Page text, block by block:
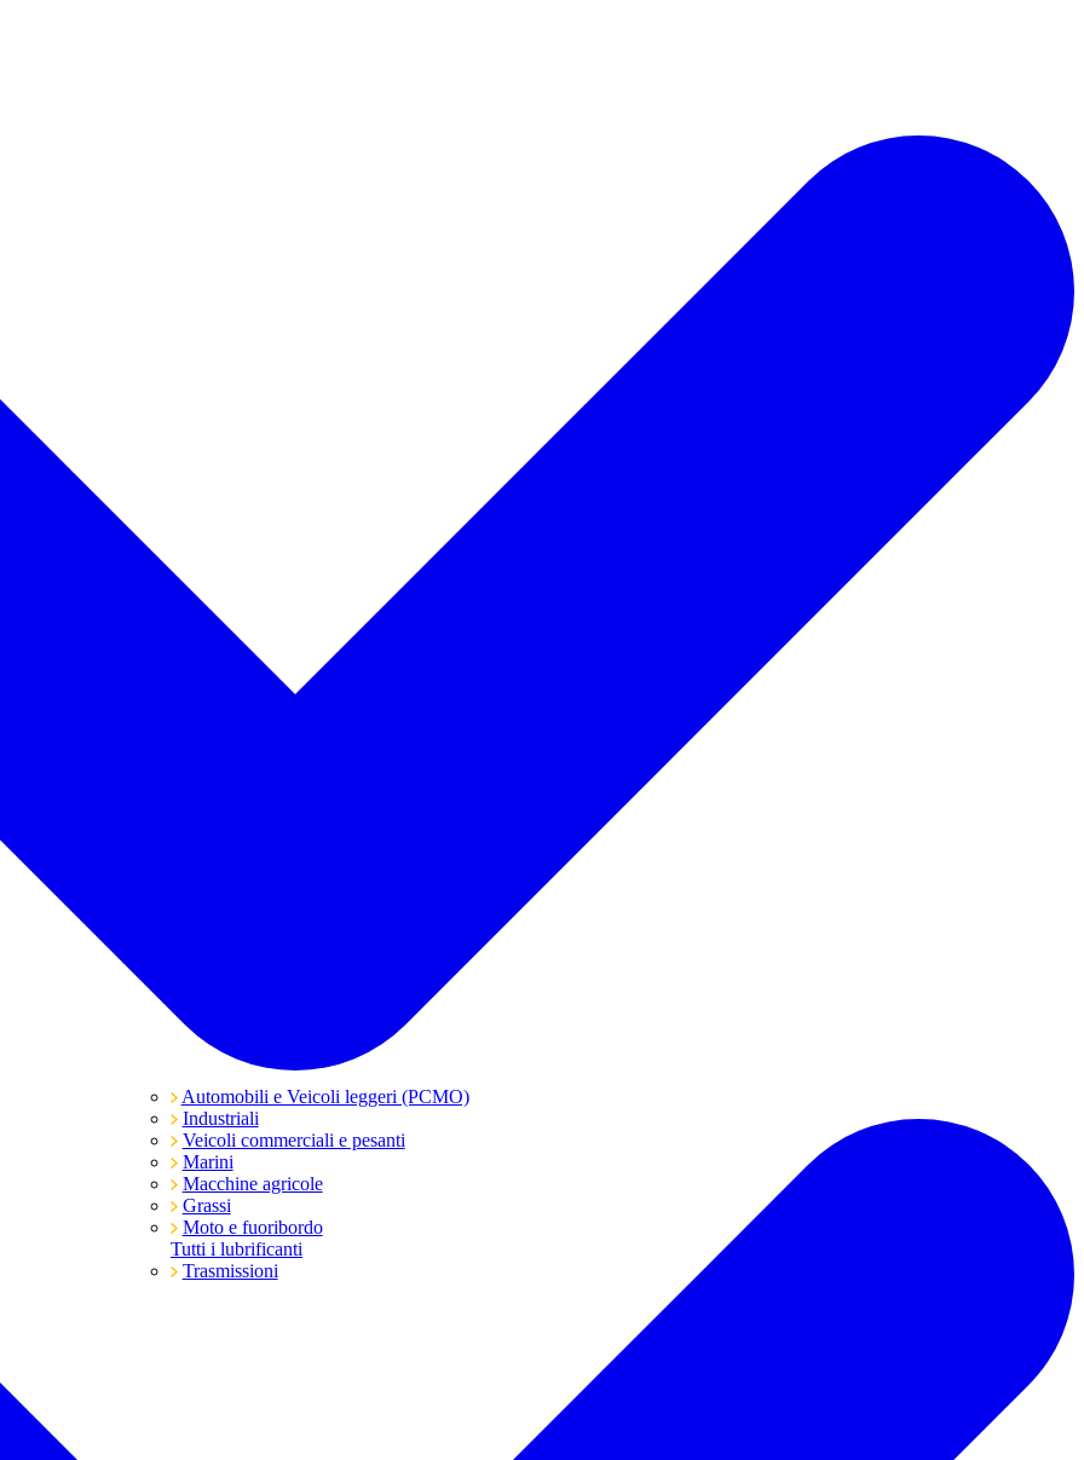
Automobili e Veicoli leggeri (PCMO)
Industriali
Veicoli commerciali e pesanti
Marini
Macchine agricole
Grassi
Moto e fuoribordo
Tutti i lubrificanti
Trasmissioni